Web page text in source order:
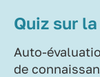
Quiz sur
Auto-
de